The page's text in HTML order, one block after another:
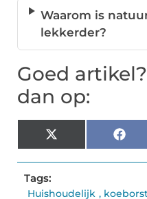
Waarom is
lekkerder?
Goed
dan op:
X
(Twitter)
Tags:
Huishoudelijk ,